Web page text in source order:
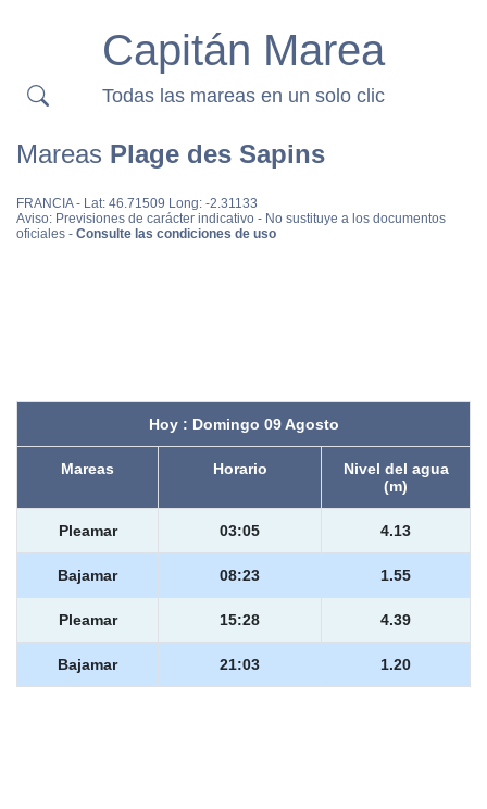
Capitán Marea
Todas las mareas en un solo clic
Mareas Plage des Sapins
FRANCIA- Lat: 46.71509 Long: -2.31133
Aviso: Previsiones de carácter indicativo - No sustituye a los documentos
oficiales - Consulte las condiciones de uso
Hoy : Domingo 09 Agosto
Mareas Horario
Nivel del agua
(m)
Pleamar 03:05 4.13
Bajamar 08:23 1.55
Pleamar 15:28 4.39
Bajamar 21:03 1.20